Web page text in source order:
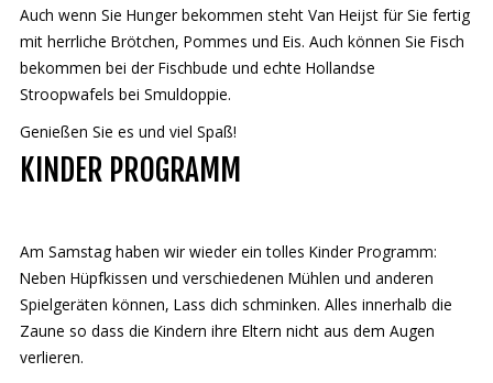
Auch wenn Sie Hunger bekommen steht Van Heijst für Sie fertig
mit herrliche Brötchen, Pommes und Eis. Auch können Sie Fisch
bekommen bei der Fischbude und echte Hollandse
Stroopwafels bei Smuldoppie.
Genießen Sie es und viel Spaß!
KINDER PROGRAMM
Am Samstag haben wir wieder ein tolles Kinder Programm:
Neben Hüpfkissen und verschiedenen Mühlen und anderen
Spielgeräten können, Lass dich schminken. Alles innerhalb die
Zaune so dass die Kindern ihre Eltern nicht aus dem Augen
verlieren.